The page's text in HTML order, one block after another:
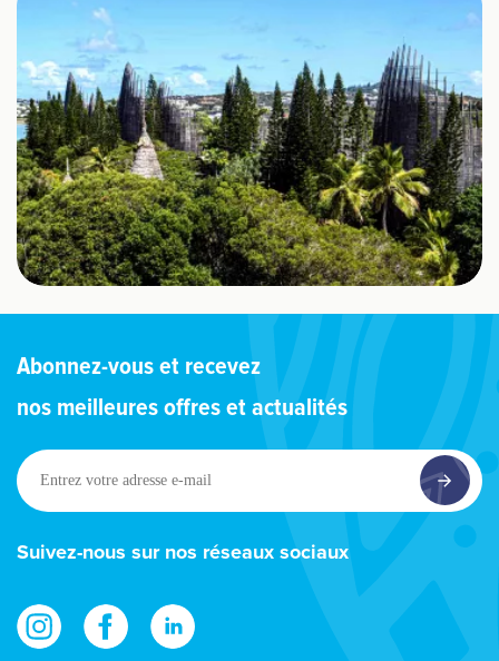
Abonnez-vous et recevez
nos meilleures offres et actualités
Entrez
votre
adresse
e-
Suivez-nous sur nos réseaux sociaux